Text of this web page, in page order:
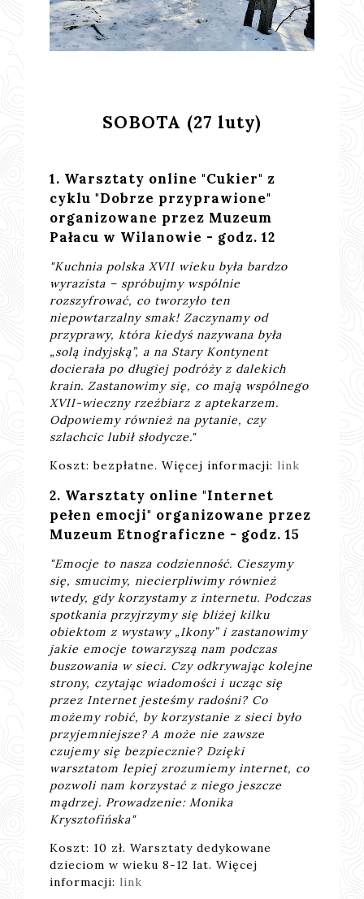
SOBOTA (27 luty)
1. Warsztaty online "Cukier" z
cyklu "Dobrze przyprawione"
organizowane przez Muzeum
Pałacu w Wilanowie - godz. 12
"Kuchnia polska XVII wieku była bardzo
wyrazista – spróbujmy wspólnie
rozszyfrować, co tworzyło ten
niepowtarzalny smak! Zaczynamy od
przyprawy, która kiedyś nazywana była
„solą indyjską”, a na Stary Kontynent
docierała po długiej podróży z dalekich
krain. Zastanowimy się, co mają wspólnego
XVII-wieczny rzeźbiarz z aptekarzem.
Odpowiemy również na pytanie, czy
szlachcic lubił słodycze."
Koszt: bezpłatne. Więcej informacji: link
2. Warsztaty online "Internet
pełen emocji" organizowane przez
Muzeum Etnograficzne - godz. 15
"Emocje to nasza codzienność. Cieszymy
się, smucimy, niecierpliwimy również
wtedy, gdy korzystamy z internetu. Podczas
spotkania przyjrzymy się bliżej kilku
obiektom z wystawy „Ikony” i zastanowimy
jakie emocje towarzyszą nam podczas
buszowania w sieci. Czy odkrywając kolejne
strony, czytając wiadomości i ucząc się
przez Internet jesteśmy radośni? Co
możemy robić, by korzystanie z sieci było
przyjemniejsze? A może nie zawsze
czujemy się bezpiecznie? Dzięki
warsztatom lepiej zrozumiemy internet, co
pozwoli nam korzystać z niego jeszcze
mądrzej. Prowadzenie: Monika
Krysztofińska"
Koszt: 10 zł. Warsztaty dedykowane
dzieciom w wieku 8-12 lat. Więcej
informacji: link